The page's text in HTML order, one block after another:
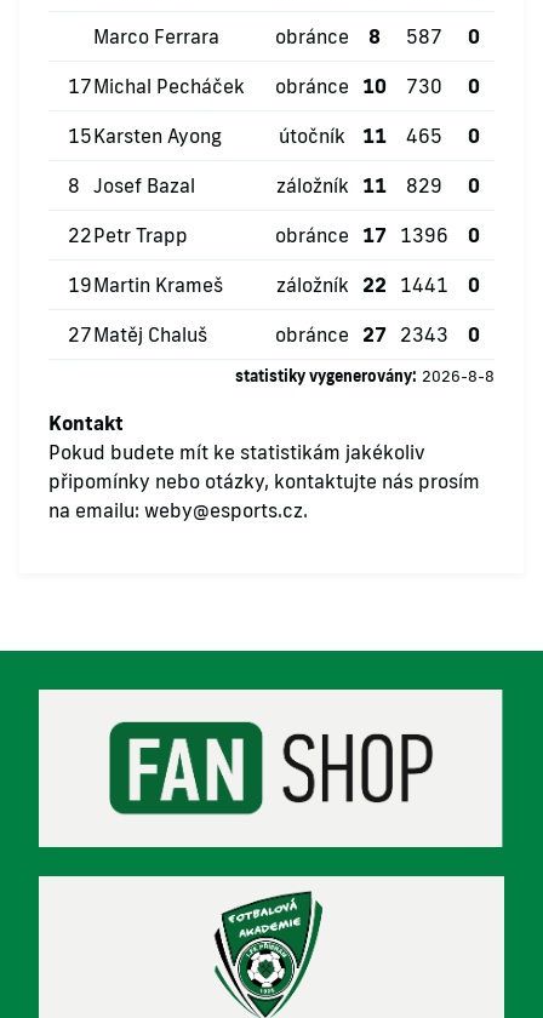
Marco Ferrara obránce 8 587 0
17Michal Pecháček obránce 10 730 0
15Karsten Ayong útočník 11 465 0
8 Josef Bazal záložník 11 829 0
22Petr Trapp obránce 17 1396 0
19Martin Krameš záložník 22 1441 0
27Matěj Chaluš obránce 27 2343 0
statistiky vygenerovány: 2026-8-8
Kontakt
Pokud budete mít ke statistikám jakékoliv
připomínky nebo otázky, kontaktujte nás prosím
na emailu: weby@esports.cz.